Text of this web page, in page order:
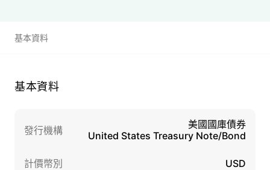
基本資料
基本資料
發行機構
美國國庫債券
United States Treasury Note/Bond
計價幣別 USD